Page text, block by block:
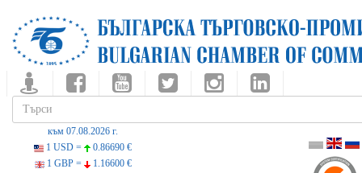
към 07.08.2026 г.
1 USD =
0.86690 €
1 GBP =
1.16600 €